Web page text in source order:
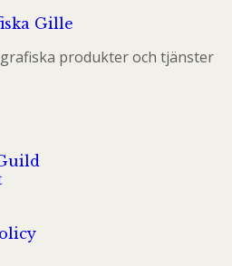
Gille
produkter och tjänster